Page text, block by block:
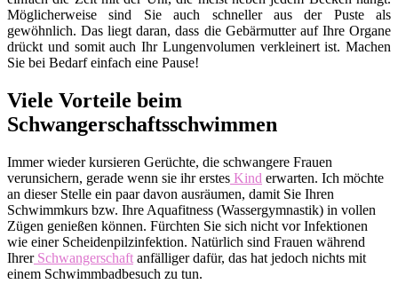
Möglicherweise sind Sie auch schneller aus der Puste als
gewöhnlich. Das liegt daran, dass die Gebärmutter auf Ihre Organe
drückt und somit auch Ihr Lungenvolumen verkleinert ist. Machen
Sie bei Bedarf einfach eine Pause!
Viele Vorteile beim
Schwangerschaftsschwimmen
Immer wieder kursieren Gerüchte, die schwangere Frauen
verunsichern, gerade wenn sie ihr erstes Kind erwarten. Ich möchte
an dieser Stelle ein paar davon ausräumen, damit Sie Ihren
Schwimmkurs bzw. Ihre Aquafitness (Wassergymnastik) in vollen
Zügen genießen können. Fürchten Sie sich nicht vor Infektionen
wie einer Scheidenpilzinfektion. Natürlich sind Frauen während
IhrerSchwangerschaft anfälliger dafür, das hat jedoch nichts mit
einem Schwimmbadbesuch zu tun.